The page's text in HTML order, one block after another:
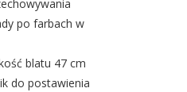
po farbach w
blatu 47 cm
do postawienia